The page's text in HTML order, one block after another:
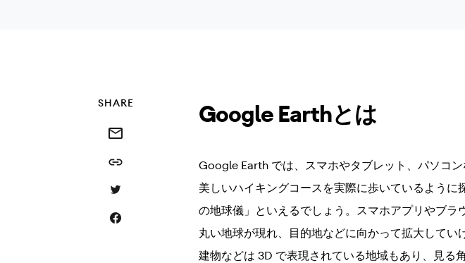
SHARE
Share this via email
Share this link
Share this via Twitter
Share this on Facebook
Google Earthとは
Google Earth では、スマホやタブレット、パソコ
美しいハイキングコースを実際に歩いているよう
の地球儀」といえるでしょう。スマホアプリやブ
丸い地球が現れ、目的地などに向かって拡大してい
建物などは 3D で表現されている地域もあり、見る